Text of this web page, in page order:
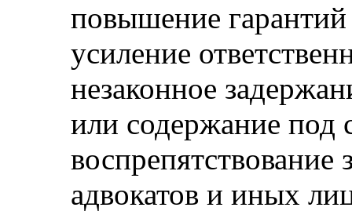
повышение
усиление
незаконное
или содержание под
воспрепятствование
адвокатов и иных